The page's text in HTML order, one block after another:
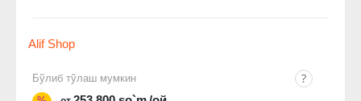
Alif Shop
Бўлиб тўлаш мумкин